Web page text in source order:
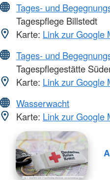
Tages- und
Tagespflege Billstedt
Karte: Link zur Google
Tages- und
Tagespflegestätte
Karte: Link zur Google
Wasserwacht
Karte: Link zur Google